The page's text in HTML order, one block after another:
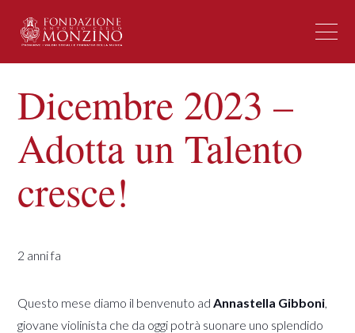
Dicembre 2023 –
Adotta un Talento
cresce!
2 anni fa
Questo mese diamo il benvenuto adAnnastella Gibboni,
giovane violinista che da oggi potrà suonare uno splendido